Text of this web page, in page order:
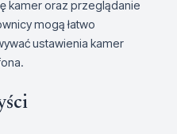
kamer oraz przeglądanie
mogą łatwo
ustawienia kamer